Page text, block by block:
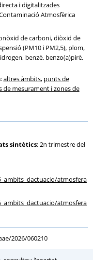
i digitalitzades
Atmosfèrica
de carboni, diòxid de
(PM10 i PM2,5), plom,
benzè, benzo(a)pirè,
:altres àmbits, punts de
de mesurament i zones de
sintètics: 2n trimestre del
/atmosfera
/atmosfera
2026/060210